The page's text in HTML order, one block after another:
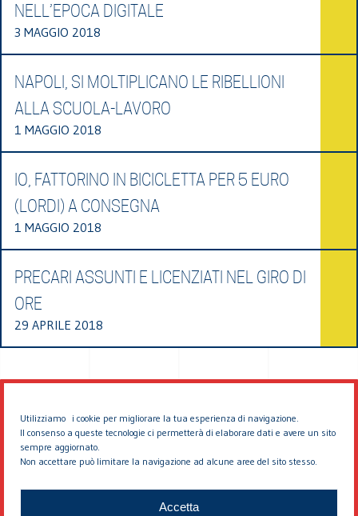
Utilizziamo i cookie per migliorare la tua esperienza di navigazione.
Il consenso a queste tecnologie ci permetterà di elaborare dati e avere un sito
sempre aggiornato.
Non accettare può limitare la navigazione ad alcune aree del sito stesso.
Accetta
NELL’EPOCA DIGITALE
3 MAGGIO 2018
NAPOLI, SI MOLTIPLICANO LE RIBELLIONI
ALLA SCUOLA-LAVORO
1 MAGGIO 2018
IO, FATTORINO IN BICICLETTA PER 5 EURO
(LORDI) A CONSEGNA
1 MAGGIO 2018
PRECARI ASSUNTI E LICENZIATI NEL GIRO DI
ORE
29 APRILE 2018
© 2026 EDDYBURG